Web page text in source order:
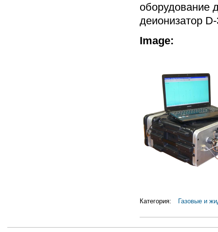
оборудование
деионизатор
Image:
Категория: Газовые и